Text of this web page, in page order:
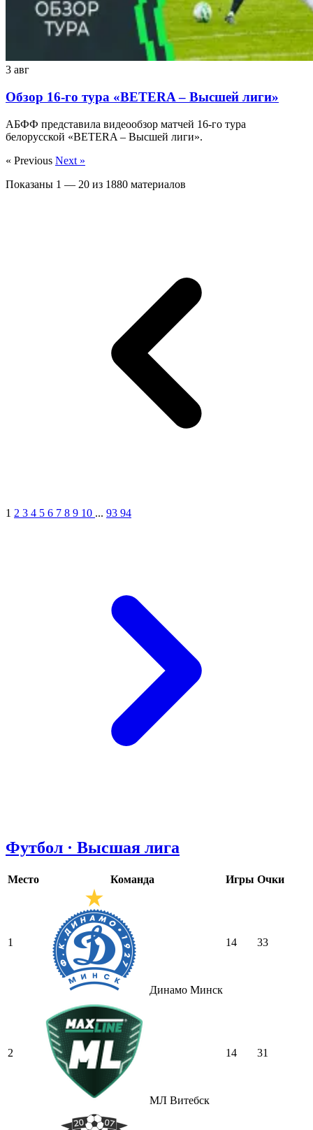
3 авг
Обзор 16-го тура «BETERA – Высшей лиги»
АБФФ представила видеообзор матчей 16-го тура
белорусской «BETERA – Высшей лиги».
« Previous Next »
Показаны 1 — 20 из 1880 материалов
1 2 3 4 5 6 7 8 9 10 ... 93 94
Футбол · Высшая лига
Место Команда Игры Очки
1
Динамо Минск
14 33
2
МЛ Витебск
14 31